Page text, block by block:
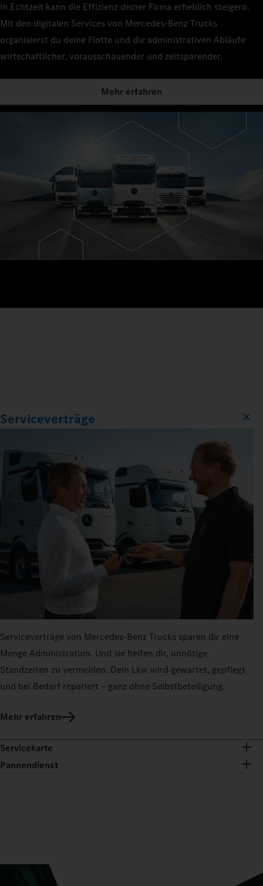
in Echtzeit kann die Effizienz deiner Firma erheblich steigern.
Mit den digitalen Services von Mercedes‑Benz Trucks
organisierst du deine Flotte und die administrativen Abläufe
wirtschaftlicher, vorausschauender und zeitsparender.
Mehr erfahren
Serviceverträge
Serviceverträge von Mercedes‑Benz Trucks sparen dir eine
Menge Administration. Und sie helfen dir, unnötige
Standzeiten zu vermeiden. Dein Lkw wird gewartet, gepflegt
und bei Bedarf repariert – ganz ohne Selbstbeteiligung.
Mehr erfahren
Servicekarte
Pannendienst